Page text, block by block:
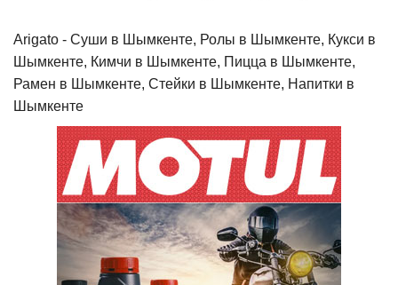
Arigato - Cуши в Шымкенте, Ролы в Шымкенте, Кукси в
Шымкенте, Кимчи в Шымкенте, Пицца в Шымкенте,
Рамен в Шымкенте, Стейки в Шымкенте, Напитки в
Шымкенте